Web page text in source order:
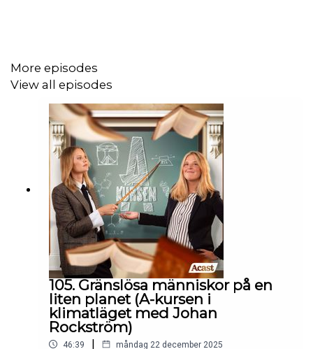
More episodes
View all episodes
105. Gränslösa människor på en
liten planet (A-kursen i
klimatläget med Johan
Rockström)
46:39 | måndag 22 december 2025